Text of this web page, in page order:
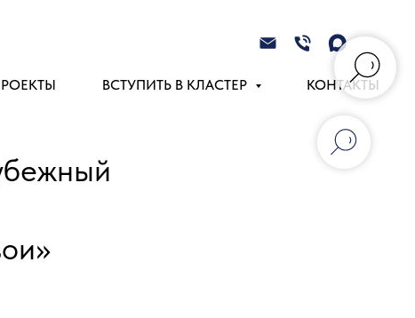
ВСТУПИТЬ В КЛАСТЕР КОНТАКТЫ